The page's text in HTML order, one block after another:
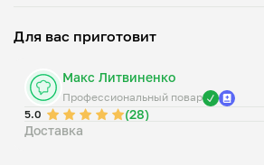
Для вас приготовит
Макс Литвиненко
Профессиональный повар
5.0
(28)
Доставка